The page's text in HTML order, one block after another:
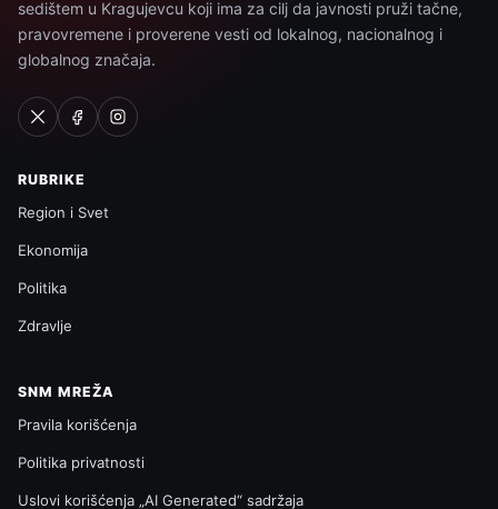
sedištem u Kragujevcu koji ima za cilj da javnosti pruži tačne,
pravovremene i proverene vesti od lokalnog, nacionalnog i
globalnog značaja.
RUBRIKE
Region i Svet
Ekonomija
Politika
Zdravlje
SNM MREŽA
Pravila korišćenja
Politika privatnosti
Uslovi korišćenja „AI Generated“ sadržaja